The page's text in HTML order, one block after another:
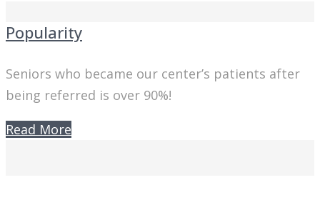
Popularity
Seniors who became our center’s patients after
being referred is over 90%!
Read More